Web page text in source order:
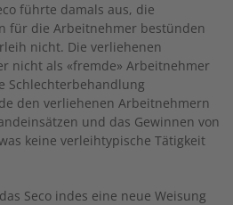
führte damals aus, die
für die Arbeitnehmer bestünden
nicht. Die verliehenen
nicht als «fremde» Arbeitnehmer
Schlechterbehandlung
den verliehenen Arbeitnehmern
und das Gewinnen von
keine verleihtypische Tätigkeit
Seco indes eine neue Weisung